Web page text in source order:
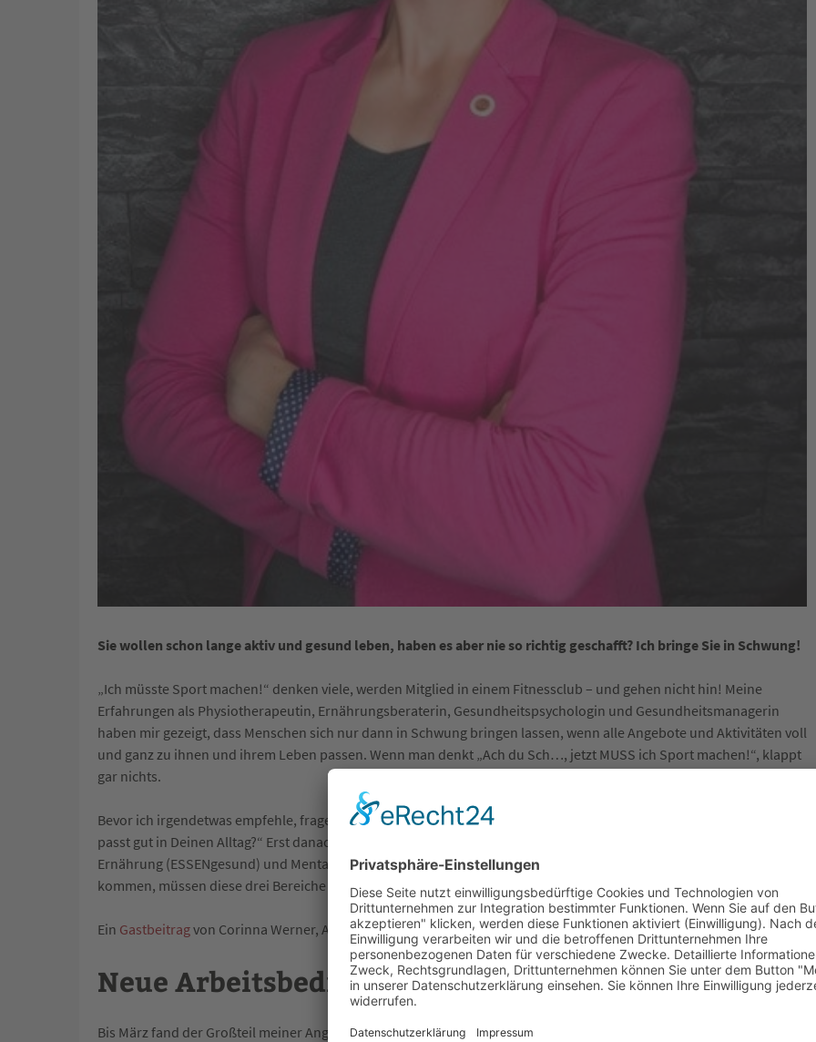
Sie wollen schon lange aktiv und gesund leben, haben es aber nie so richtig geschafft? Ich bringe Sie in Schwung!
„Ich müsste Sport machen!“ denken viele, werden Mitglied in einem Fitnessclub – und gehen nicht hin! Meine
Erfahrungen als Physiotherapeutin, Ernährungsberaterin, Gesundheitspsychologin und Gesundheitsmanagerin
haben mir gezeigt, dass Menschen sich nur dann in Schwung bringen lassen, wenn alle Angebote und Aktivitäten voll
und ganz zu ihnen und ihrem Leben passen. Wenn man denkt „Ach du Sch…, jetzt MUSS ich Sport machen!“, klappt
gar nichts.
Bevor ich irgendetwas empfehle, frage ich: „Was kannst Du aktuell machen, damit Du mehr Energie bekommst? Was
passt gut in Deinen Alltag?“ Erst danach gibt es von mir alltagstaugliche Tipps rund um Bewegung (AKTIVfit)
Ernährung (ESSENgesund) und Mentales (MENTALstark) und zwar als „Rundumschlag“. Denn um in Schwung zu
kommen, müssen diese drei Bereiche miteinander verbunden werden. Genau das ist meine Expertise.
Ein Gastbeitragvon Corinna Werner, AKTIVgesund, Wolfenbüttel
Neue Arbeitsbedingungen: Meine Chance
Bis März fand der Großteil meiner Angebote in Seminarräumen von Hotels statt oder direkt bei Kunden bzw. Firmen